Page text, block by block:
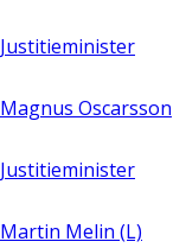
Justitieminister
Magnus Oscarsson
Justitieminister
Martin Melin (L)